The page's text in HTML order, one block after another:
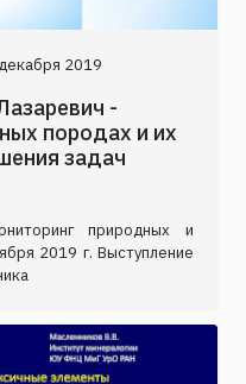
2019
-
породах и их
задач
природных и
2019 г. Выступление